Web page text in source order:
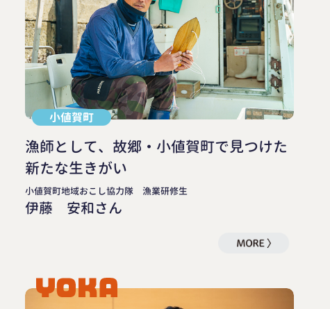
小値賀町
漁師として、故郷・小値賀町で見つけた
新たな生きがい
小値賀町地域おこし協力隊 漁業研修生
伊藤 安和さん